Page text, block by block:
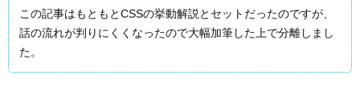
この記事はもともとCSSの挙動解説とセットだったのですが、
話の流れが判りにくくなったので大幅加筆した上で分離しまし
た。